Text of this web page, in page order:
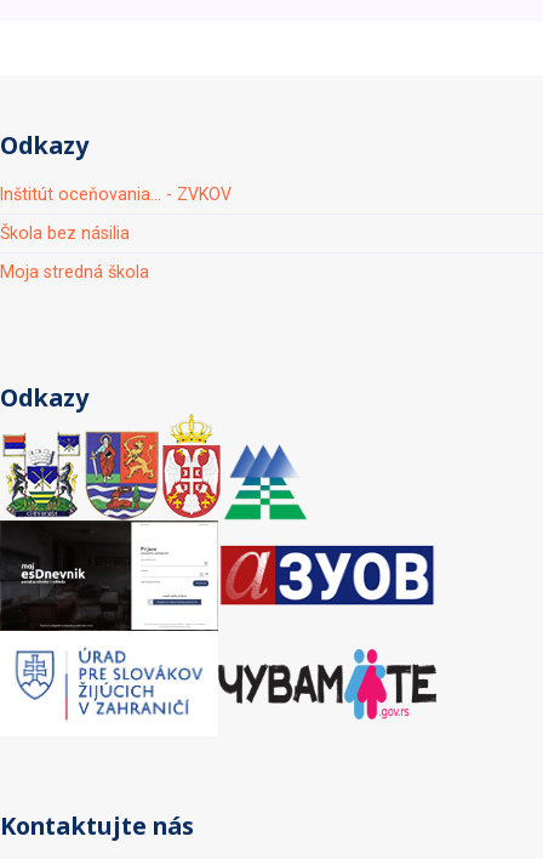
Odkazy
Inštitút oceňovania... - ZVKOV
Škola bez násilia
Moja stredná škola
Odkazy
Kontaktujte nás